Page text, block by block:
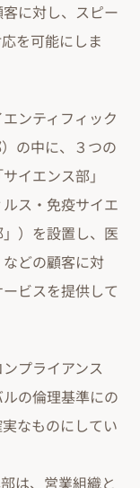
に対し、スピー
を可能にしま
ンティフィック
の中に、３つの
イエンス部」
ルス・免疫サイエ
）を設置し、医
どの顧客に対
ビスを提供して
プライアンス
の倫理基準にの
なものにしてい
は、営業組織と